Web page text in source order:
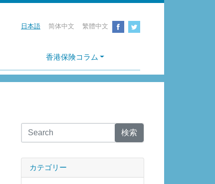
日本語 简体中文 繁體中文
香港保険コラム
検索
カテゴリー